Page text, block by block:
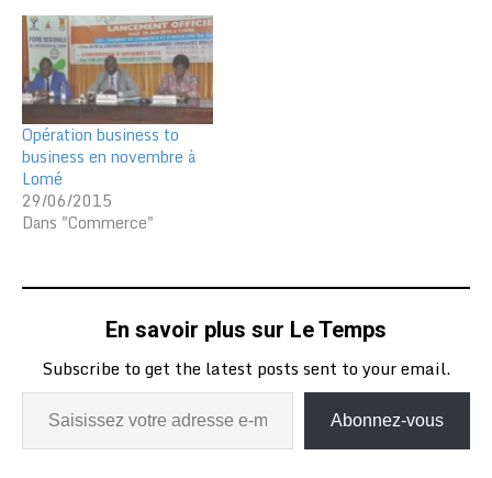
Opération business to
business en novembre à
Lomé
29/06/2015
Dans "Commerce"
En savoir plus sur Le Temps
Subscribe to get the latest posts sent to your email.
Abonnez-vous